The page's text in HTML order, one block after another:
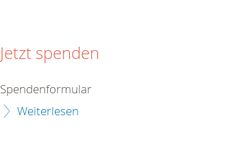
Jetzt spenden
Spendenformular
Weiterlesen